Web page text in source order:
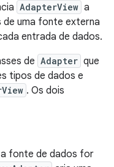
AdapterView a
de uma fonte externa
entrada de dados.
de Adapter que
tipos de dados e
. Os dois
fonte de dados for